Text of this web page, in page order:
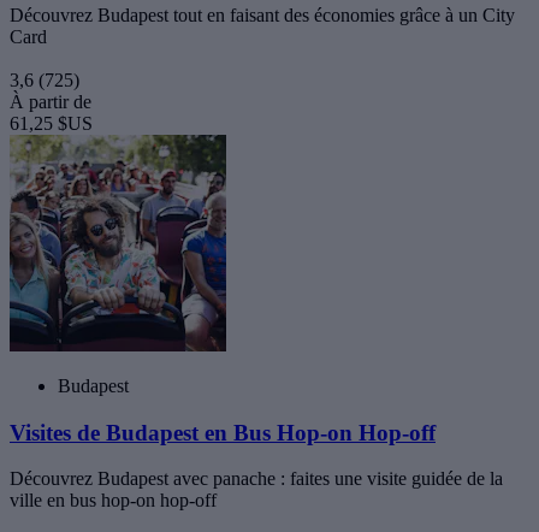
Découvrez Budapest tout en faisant des économies grâce à un City
Card
3,6 (725)
À partir de
61,25 $US
Budapest
Visites de Budapest en Bus Hop-on Hop-off
Découvrez Budapest avec panache : faites une visite guidée de la
ville en bus hop-on hop-off